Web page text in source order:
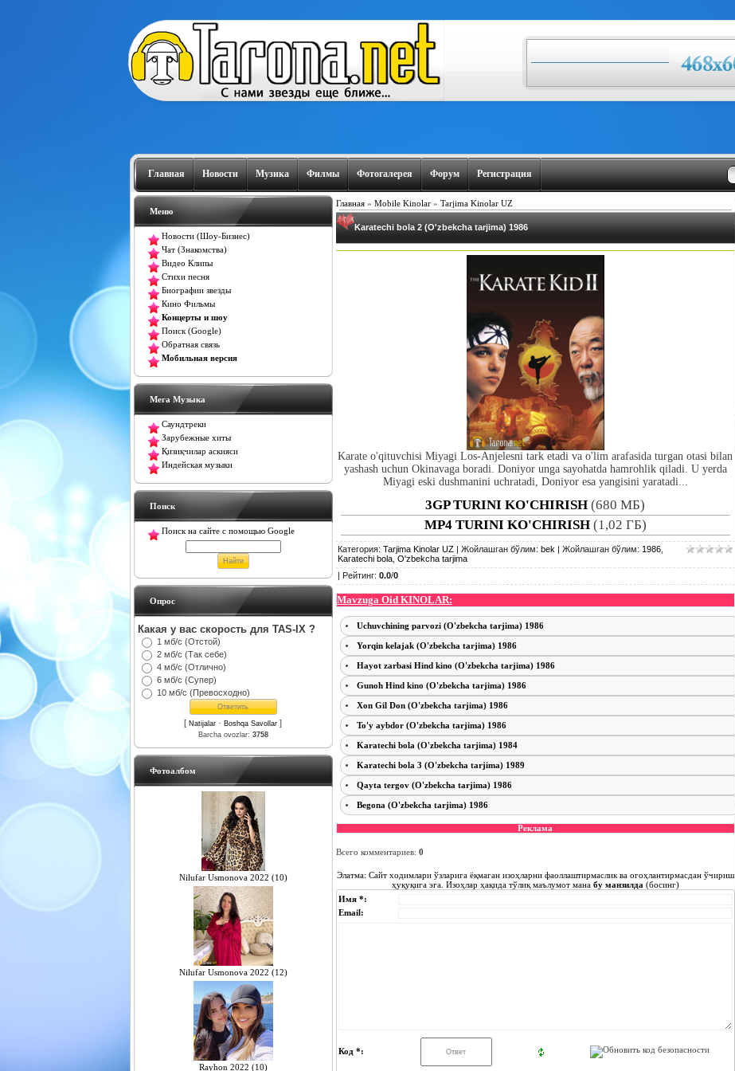
Главная Новости Музика Филмы Фотогалерея Форум Регистрация
Меню
Новости (Шоу-Бизнес)
Чат (Знакомства)
Видео Клипы
Стихи песня
Биографии звезды
Кино Фильмы
Концерты и шоу
Поиск (Google)
Обратная связь
Мобильная версия
Мега Музыка
Саундтреки
Зарубежные хиты
Қизиқчилар аскияси
Индейская музыки
Поиск
Поиск на сайте с помощью Google
Oпрос
Какая у вас скорость для TAS-IX ?
1 мб/с (Отстой)
2 мб/с (Так себе)
4 мб/с (Отлично)
6 мб/с (Супер)
10 мб/с (Превосходно)
[ Natijalar · Boshqa Savollar ]
Barcha ovozlar: 3758
Фотоалбом
Nilufar Usmonova 2022 (10)
Nilufar Usmonova 2022 (12)
Rayhon 2022 (10)
Главная» Mobile Kinolar» Tarjima Kinolar UZ
Karatechi bola 2 (O'zbekcha tarjima) 1986
Karate o'qituvchisi Miyagi Los-Anjelesni tark etadi va o'lim arafasida turgan otasi bilan
yashash uchun Okinavaga boradi. Doniyor unga sayohatda hamrohlik qiladi. U yerda
Miyagi eski dushmanini uchratadi, Doniyor esa yangisini yaratadi...
3GP TURINI KO'CHIRISH (680 МБ)
MP4 TURINI KO'CHIRISH (1,02 ГБ)
Категория: Tarjima Kinolar UZ| Жойлашган бўлим: bek | Жойлашган бўлим: 1986,
Karatechi bola, O'zbekcha tarjima
| Рейтинг: 0.0/0
Mavzuga Oid KINOLAR:
Uchuvchining parvozi (O'zbekcha tarjima) 1986
Yorqin kelajak (O'zbekcha tarjima) 1986
Hayot zarbasi Hind kino (O'zbekcha tarjima) 1986
Gunoh Hind kino (O'zbekcha tarjima) 1986
Xon Gil Don (O'zbekcha tarjima) 1986
To'y aybdor (O'zbekcha tarjima) 1986
Karatechi bola (O'zbekcha tarjima) 1984
Karatechi bola 3 (O'zbekcha tarjima) 1989
Qayta tergov (O'zbekcha tarjima) 1986
Begona (O'zbekcha tarjima) 1986
Реклама
Всего комментариев: 0
Элатма: Сайт ходимлари ўзларига ёқмаган изоҳларни фаоллаштирмаслик ва огоҳлантирмасдан ўчириш
ҳуқуқига эга. Изоҳлар ҳақида тўлиқ маълумот манабу манзилда (босинг)
Имя *:
Email:
Код *: